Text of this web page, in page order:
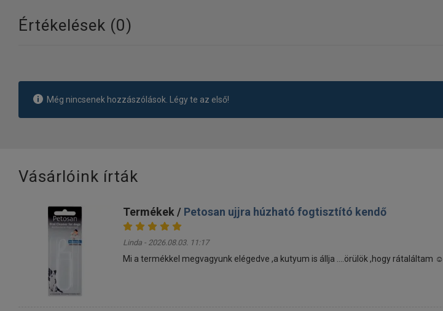
Értékelések (0)
Még nincsenek hozzászólások. Légy te az első!
Vásárlóink írták
Termékek / Petosan ujjra húzható fogtisztító kendő
Linda - 2026.08.03. 11:17
Mi a termékkel megvagyunk elégedve ,a kutyum is állja ....örülök ,hogy rátaláltam ☺️